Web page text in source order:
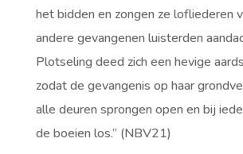
het bidden en zongen ze lofliederen
andere gevangenen luisterden
Plotseling deed zich een hevige
zodat de gevangenis op haar
alle deuren sprongen open en bij
de boeien los.” (NBV21)